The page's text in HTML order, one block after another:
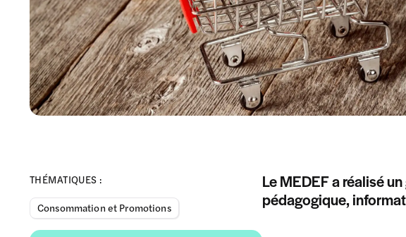
THÉMATIQUES :
Consommation et Promotions
Le MEDEF a réalisé
pédagogique,